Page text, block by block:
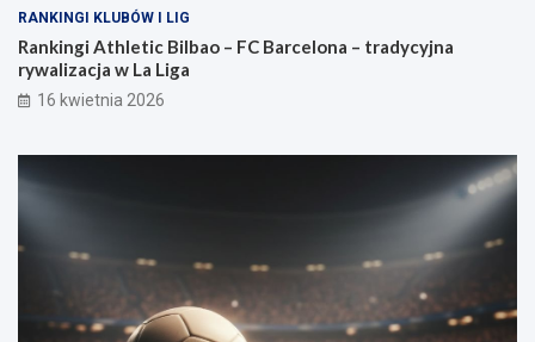
RANKINGI KLUBÓW I LIG
Rankingi Athletic Bilbao – FC Barcelona – tradycyjna
rywalizacja w La Liga
16 kwietnia 2026